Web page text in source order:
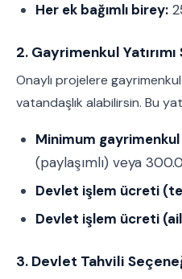
Her ek bağımlı birey:
2. Gayrimenkul
Onaylı projelere
vatandaşlık alabilirsin. Bu
Minimum gayrimenkul
(paylaşımlı) veya
Devlet işlem ücreti
Devlet işlem ücreti
3. Devlet Tahvili